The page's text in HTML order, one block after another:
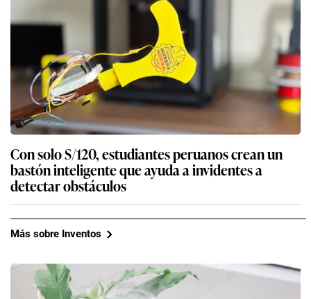
Con solo S/120, estudiantes peruanos crean un
bastón inteligente que ayuda a invidentes a
detectar obstáculos
Más sobre Inventos